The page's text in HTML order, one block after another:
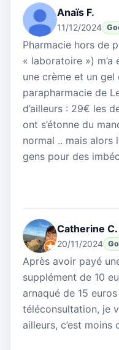
Anaïs F.
11/12/2024
Pharmacie hors de
« laboratoire »)
une crème et un gel
parapharmacie de
d’ailleurs : 29€ les
ont s’étonne du
normal .. mais alors
gens pour des
Catherine C.
20/11/2024
Après avoir payé
supplément de 10
arnaqué de 15
téléconsultation, je
ailleurs, c’est moins